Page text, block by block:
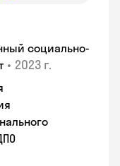
социально-
• 2023 г.